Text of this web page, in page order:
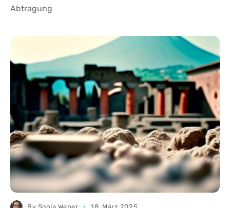
Abtragung